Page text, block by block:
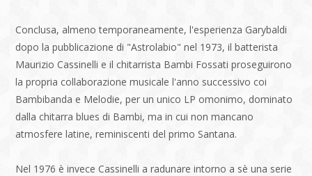
Conclusa, almeno temporaneamente, l'esperienza Garybaldi
dopo la pubblicazione di "Astrolabio" nel 1973, il batterista
Maurizio Cassinelli e il chitarrista Bambi Fossati proseguirono
la propria collaborazione musicale l'anno successivo coi
Bambibanda e Melodie, per un unico LP omonimo, dominato
dalla chitarra blues di Bambi, ma in cui non mancano
atmosfere latine, reminiscenti del primo Santana.
Nel 1976 è invece Cassinelli a radunare intorno a sè una serie